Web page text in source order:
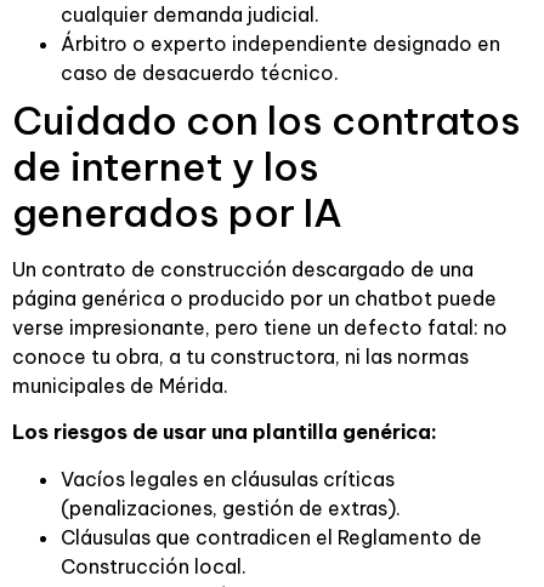
cualquier demanda judicial.
Árbitro o experto independiente designado en
caso de desacuerdo técnico.
Cuidado con los contratos
de internet y los
generados por IA
Un contrato de construcción descargado de una
página genérica o producido por un chatbot puede
verse impresionante, pero tiene un defecto fatal: no
conoce tu obra, a tu constructora, ni las normas
municipales de Mérida.
Los riesgos de usar una plantilla genérica:
Vacíos legales en cláusulas críticas
(penalizaciones, gestión de extras).
Cláusulas que contradicen el Reglamento de
Construcción local.